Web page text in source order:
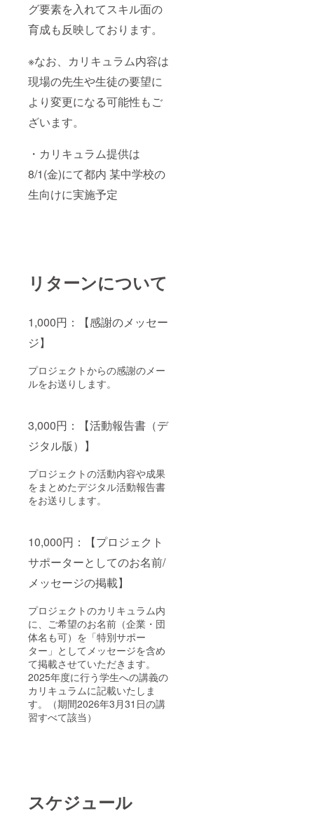
グ要素を入れてスキル面の
育成も反映しております。
※なお、カリキュラム内容は
現場の先生や生徒の要望に
より変更になる可能性もご
ざいます。
・カリキュラム提供は
8/1(金)にて都内 某中学校の
生向けに実施予定
リターンについて
1,000円：【感謝のメッセー
ジ】
プロジェクトからの感謝のメー
ルをお送りします。
3,000円：【活動報告書（デ
ジタル版）】
プロジェクトの活動内容や成果
をまとめたデジタル活動報告書
をお送りします。
10,000円：【プロジェクト
サポーターとしてのお名前/
メッセージの掲載】
プロジェクトのカリキュラム内
に、ご希望のお名前（企業・団
体名も可）を「特別サポー
ター」としてメッセージを含め
て掲載させていただきます。
2025年度に行う学生への講義の
カリキュラムに記載いたしま
す。（期間2026年3月31日の講
習すべて該当）
スケジュール